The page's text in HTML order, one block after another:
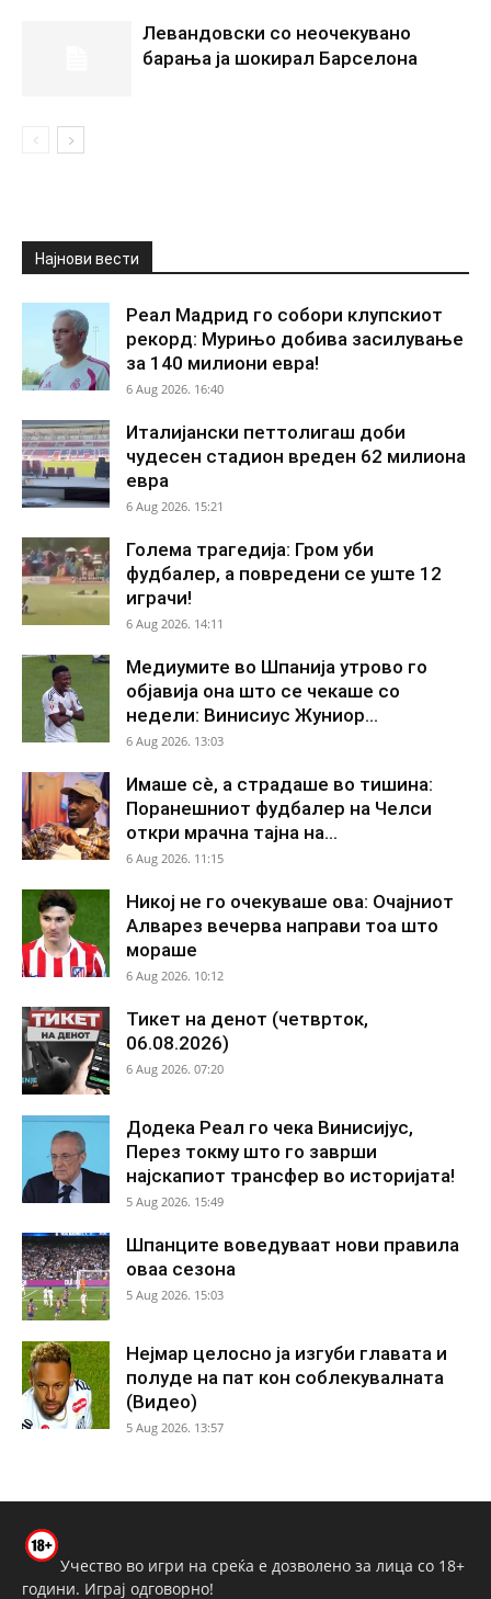
Левандовски со неочекувано
барања ја шокирал Барселона
Најнови вести
Реал Мадрид го собори клупскиот
рекорд: Мурињо добива засилување
за 140 милиони евра!
6 Aug 2026. 16:40
Италијански петтолигаш доби
чудесен стадион вреден 62 милиона
евра
6 Aug 2026. 15:21
Голема трагедија: Гром уби
фудбалер, а повредени се уште 12
играчи!
6 Aug 2026. 14:11
Медиумите во Шпанија утрово го
објавија она што се чекаше со
недели: Винисиус Жуниор...
6 Aug 2026. 13:03
Имаше сè, а страдаше во тишина:
Поранешниот фудбалер на Челси
откри мрачна тајна на...
6 Aug 2026. 11:15
Никој не го очекуваше ова: Очајниот
Алварез вечерва направи тоа што
мораше
6 Aug 2026. 10:12
Тикет на денот (четврток,
06.08.2026)
6 Aug 2026. 07:20
Додека Реал го чека Винисијус,
Перез токму што го заврши
најскапиот трансфер во историјата!
5 Aug 2026. 15:49
Шпанците воведуваат нови правила
оваа сезона
5 Aug 2026. 15:03
Нејмар целосно ја изгуби главата и
полуде на пат кон соблекувалната
(Видео)
5 Aug 2026. 13:57
Учество во игри на среќа е дозволено за лица со 18+
години. Играј одговорно!